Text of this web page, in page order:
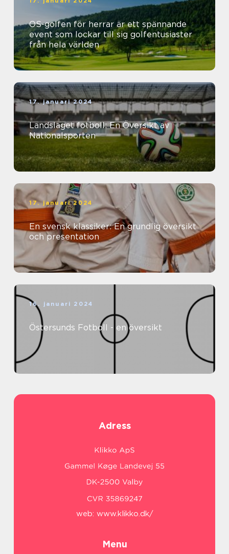
OS-golfen för herrar är ett spännande
event som lockar till sig golfentusiaster
från hela världen
17. januari 2024
Landslaget fotboll: En Översikt av
Nationalsporten
17. januari 2024
En svensk klassiker: En grundlig översikt
och presentation
16. januari 2024
Östersunds Fotboll - en översikt
Adress
web: www.klikko.dk/
Menu